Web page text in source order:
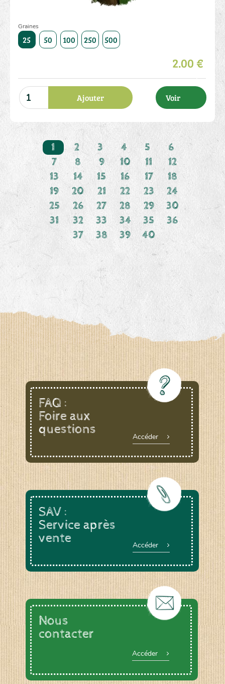
Graines
25 50 100 250 500
2.00 €
Ajouter Voir
1 2 3 4 5
6
7
8 9 10 11
12
13
14 15 16 17
18
19
20 21 22 23
24
25
26 27 28 29
30
31
32 33 34 35
36
37
38 39 40
FAQ :
Foire aux
questions
Accéder
SAV :
Service après
vente
Accéder
Nous
contacter
Accéder